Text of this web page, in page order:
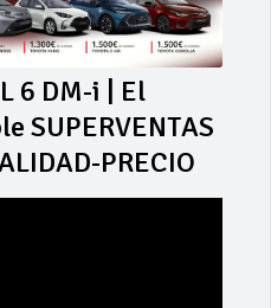
6 DM-i | El
SUPERVENTAS
PRECIO